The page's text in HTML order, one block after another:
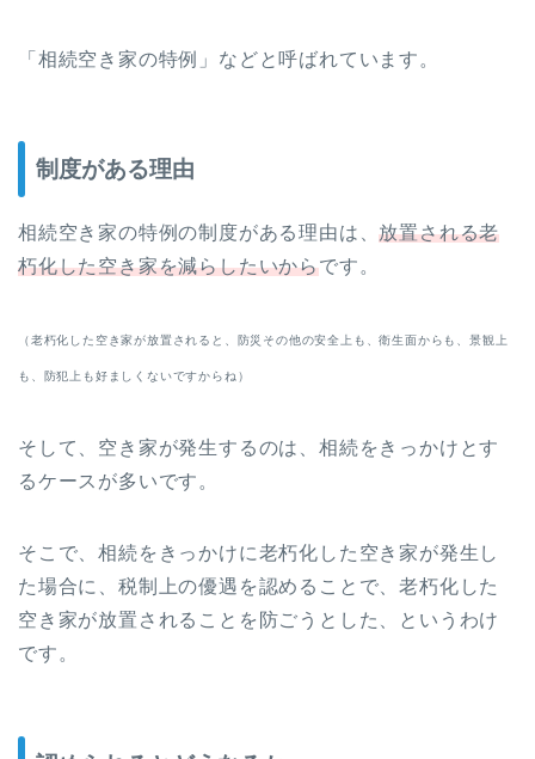
「相続空き家の特例」などと呼ばれています。
制度がある理由
相続空き家の特例の制度がある理由は、放置される老
朽化した空き家を減らしたいからです。
（老朽化した空き家が放置されると、防災その他の安全上も、衛生面からも、景観上
も、防犯上も好ましくないですからね）
そして、空き家が発生するのは、相続をきっかけとす
るケースが多いです。
そこで、相続をきっかけに老朽化した空き家が発生し
た場合に、税制上の優遇を認めることで、老朽化した
空き家が放置されることを防ごうとした、というわけ
です。